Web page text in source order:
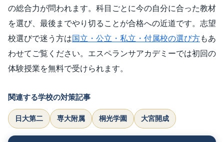
の総合力が問われます。科目ごとに今の自分に合った教材
を選び、最後までやり切ることが合格への近道です。志望
校選びで迷う方は国立・公立・私立・付属校の選び方もあ
わせてご覧ください。エスペランサアカデミーでは初回の
体験授業を無料で受けられます。
関連する学校の対策記事
日大第二 専大附属 桐光学園 大宮開成